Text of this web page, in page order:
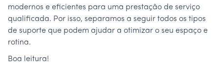
modernos e eficientes para uma prestação de serviço
qualificada. Por isso, separamos a seguir todos os tipos
de suporte que podem ajudar a otimizar o seu espaço e
rotina.
Boa leitura!